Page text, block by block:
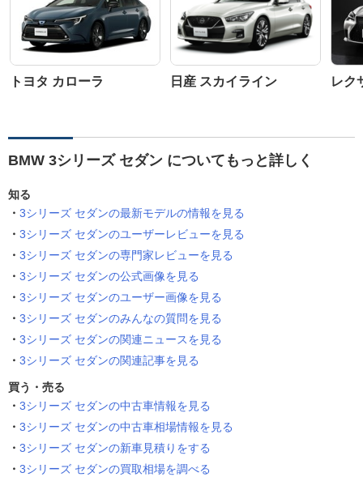
トヨタ カローラ 日産 スカイライン レク
BMW 3シリーズ セダン についてもっと詳しく
知る
3シリーズ セダンの最新モデルの情報を見る
3シリーズ セダンのユーザーレビューを見る
3シリーズ セダンの専門家レビューを見る
3シリーズ セダンの公式画像を見る
3シリーズ セダンのユーザー画像を見る
3シリーズ セダンのみんなの質問を見る
3シリーズ セダンの関連ニュースを見る
3シリーズ セダンの関連記事を見る
買う・売る
3シリーズ セダンの中古車情報を見る
3シリーズ セダンの中古車相場情報を見る
3シリーズ セダンの新車見積りをする
3シリーズ セダンの買取相場を調べる